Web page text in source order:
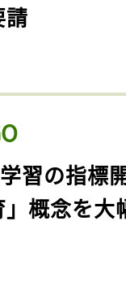
請
習の指標
概念を大